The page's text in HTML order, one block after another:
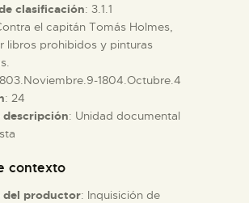
clasificación: 3.1.1
el capitán Tomás Holmes,
libros prohibidos y pinturas
1804.Octubre.4
: 24
descripción: Unidad documental
contexto
del productor: Inquisición de